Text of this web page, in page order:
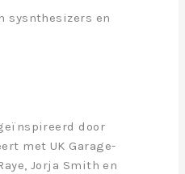
sysnthesizers en
door
met UK Garage-
Jorja Smith en